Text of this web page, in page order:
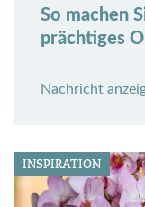
So machen
prächtiges
Nachricht
INSPIRATION